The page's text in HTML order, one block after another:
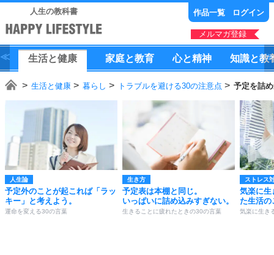
人生の教科書 作品一覧 ログイン
メルマガ登録
生活と健康 家庭と教育 心と精神 知識と教
生活と健康 暮らし トラブルを避ける30の注意点 予定を詰
人生論
予定外のことが起これば「ラッ
キー」と考えよう。
運命を変える30の言葉
生き方
予定表は本棚と同じ。
いっぱいに詰め込みすぎない。
生きることに疲れたときの30の言葉
ストレス
気楽に生
た生活の
気楽に生き